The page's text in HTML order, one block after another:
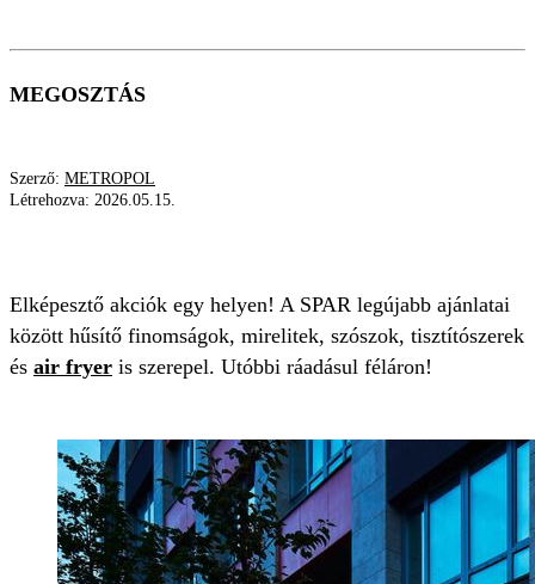
MEGOSZTÁS
Szerző: METROPOL
Létrehozva: 2026.05.15.
Elképesztő akciók egy helyen! A SPAR legújabb ajánlatai
között hűsítő finomságok, mirelitek, szószok, tisztítószerek
és air fryer is szerepel. Utóbbi ráadásul féláron!